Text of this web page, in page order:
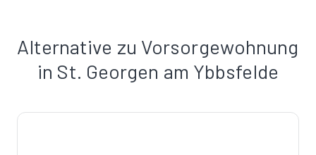
Alternative zu Vorsorgewohnung
in St. Georgen am Ybbsfelde